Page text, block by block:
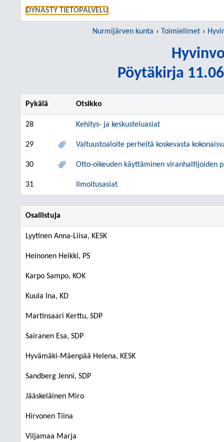
DYNASTY TIETOPALVELU
Nurmijärven kunta Toimielimet
Pöytäkirja
Pykälä Otsikko
28 Kehitys- ja keskusteluasiat
29 Valtuustoaloite perheitä koskevasta
30 Otto-oikeuden käyttäminen viranhaltijoiden
31 Ilmoitusasiat
Osallistuja
Lyytinen Anna-Liisa, KESK
Heinonen Heikki, PS
Karpo Sampo, KOK
Kuula Ina, KD
Martinsaari Kerttu, SDP
Sairanen Esa, SDP
Hyvämäki-Mäenpää Helena, KESK
Sandberg Jenni, SDP
Jääskeläinen Miro
Hirvonen Tiina
Viljamaa Marja